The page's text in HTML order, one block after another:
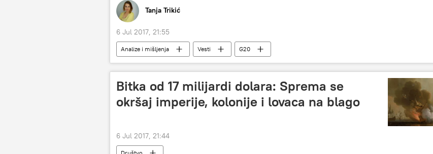
Tanja Trikić
6 Jul 2017, 21:55
Analize i mišljenja Vesti G20
Bitka od 17 milijardi dolara: Sprema se
okršaj imperije, kolonije i lovaca na blago
6 Jul 2017, 21:44